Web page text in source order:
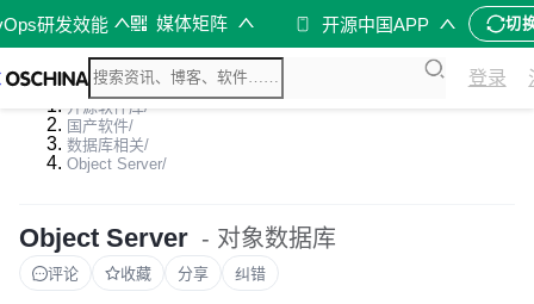
研发效能 媒体矩阵 开源中国APP 切
登录
开源软件库/
国产软件/
数据库相关/
Object Server/
Object Server - 对象数据库
评论 收藏 分享 纠错